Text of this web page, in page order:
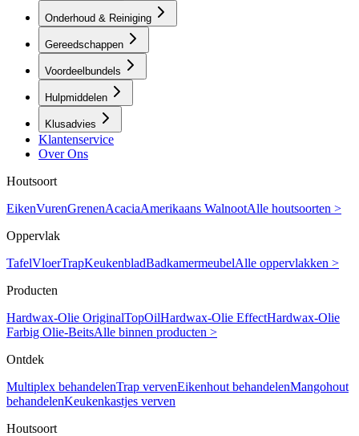
Onderhoud & Reiniging
Gereedschappen
Voordeelbundels
Hulpmiddelen
Klusadvies
Klantenservice
Over Ons
Houtsoort
EikenVurenGrenenAcaciaAmerikaans WalnootAlle houtsoorten >
Oppervlak
TafelVloerTrapKeukenbladBadkamermeubelAlle oppervlakken >
Producten
Hardwax-Olie OriginalTopOilHardwax-Olie EffectHardwax-Olie
Farbig Olie-BeitsAlle binnen producten >
Ontdek
Multiplex behandelenTrap vervenEikenhout behandelenMangohout
behandelenKeukenkastjes verven
Houtsoort